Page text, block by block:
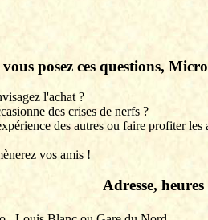
posez ces questions,
l'achat ?
des crises de nerfs ?
des autres ou faire profiter les
vos amis !
Adresse,